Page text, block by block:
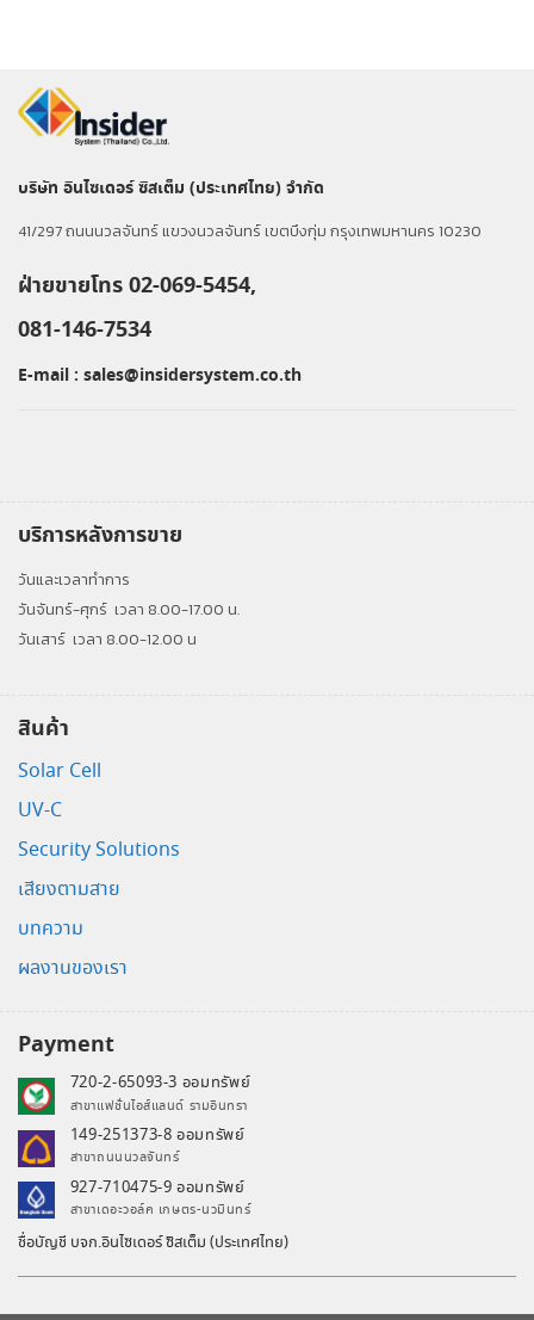
บริษัท อินไซเดอร์ ซิสเต็ม (ประเทศไทย) จำกัด
41/297 ถนนนวลจันทร์ แขวงนวลจันทร์ เขตบึงกุ่ม กรุงเทพมหานคร 10230
ฝ่ายขายโทร 02-069-5454,
081-146-7534
E-mail : sales@insidersystem.co.th
บริการหลังการขาย
วันและเวลาทำการ
วันจันทร์-ศุกร์ เวลา 8.00-17.00 น.
วันเสาร์ เวลา 8.00-12.00 น
สินค้า
Solar Cell
UV-C
Security Solutions
เสียงตามสาย
บทความ
ผลงานของเรา
Payment
720-2-65093-3 ออมทรัพย์
สาขาแฟชั่นไอส์แลนด์ รามอินทรา
149-251373-8 ออมทรัพย์
สาขาถนนนวลจันทร์
927-710475-9 ออมทรัพย์
สาขาเดอะวอล์ค เกษตร-นวมินทร์
ชื่อบัญชี บจก.อินไซเดอร์ ซิสเต็ม (ประเทศไทย)